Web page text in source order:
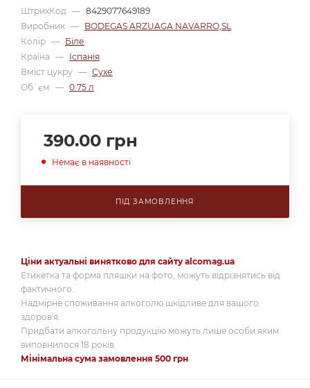
ШтрихКод — 8429077649189
Виробник — BODEGAS ARZUAGA NAVARRO,SL
Колір — Біле
Країна — Іспанія
Вміст цукру — Сухе
Об`єм — 0.75 л
390.00 грн
Немає в наявності
ПІД ЗАМОВЛЕННЯ
Ціни актуальні винятково для сайту alcomag.ua
Етикетка та форма пляшки на фото, можуть відрізнятись від
фактичного.
Надмірне споживання алкоголю шкідливе для вашого
здоров'я.
Придбати алкогольну продукцію можуть лише особи яким
виповнилося 18 років.
Мінімальна сума замовлення 500 грн